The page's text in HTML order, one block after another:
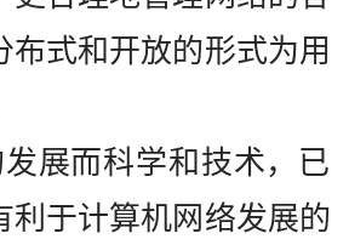
布式和开放的形式为用
利于计算机网络发展的